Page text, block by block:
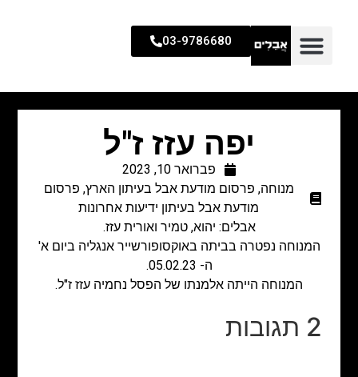
03-9786680
יפה עזז ז"ל
פברואר 10, 2023
מנוחה, פרסום מודעת אבל בעיתון הארץ, פרסום
מודעת אבל בעיתון ידיעות אחרונות
אבלים: יהוא, טמיר ואורית עזז.
המנוחה נפטרה בביתה באוקסופורשייר אנגליה ביום א'
ה- 05.02.23.
המנוחה הייתה אלמנתו של הפסל נחמיה עזז ז"ל.
2 תגובות